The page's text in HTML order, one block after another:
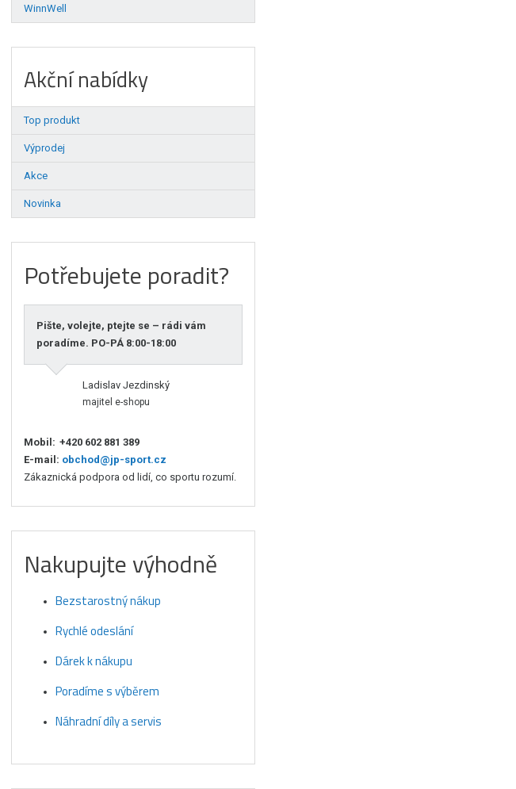
WinnWell
Akční nabídky
Top produkt
Výprodej
Akce
Novinka
Potřebujete poradit?
Pište, volejte, ptejte se – rádi vám
poradíme. PO-PÁ 8:00-18:00
Ladislav Jezdinský
majitel e-shopu
Mobil: +420 602 881 389
E-mail: obchod@jp-sport.cz
Zákaznická podpora od lidí, co sportu rozumí.
Nakupujte výhodně
Bezstarostný nákup
Rychlé odeslání
Dárek k nákupu
Poradíme s výběrem
Náhradní díly a servis